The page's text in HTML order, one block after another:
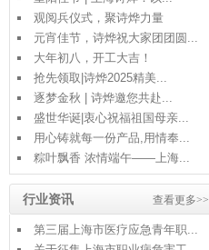
观阅兵仪式，聚诗烨力量
元宵佳节，诗烨祝大家团团圆...
大年初八，开工大吉！
抢先领取|诗烨2025精美...
逐梦金秋 | 诗烨邀您共赴...
盛世华诞|衷心祝福祖国母亲...
用心铸就每一份产品,用情奉...
粽叶飘香 浓情端午——上海...
查看更多>>
行业资讯
第三届上海市医疗应急青年职...